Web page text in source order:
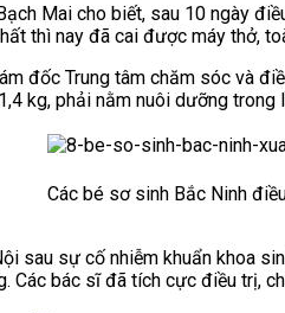
Mai cho biết, sau 10 ngày
thì nay đã cai được máy thở,
đốc Trung tâm chăm sóc và
kg, phải nằm nuôi dưỡng trong
Các bé sơ sinh Bắc Ninh
sau sự cố nhiễm khuẩn khoa
Các bác sĩ đã tích cực điều trị,